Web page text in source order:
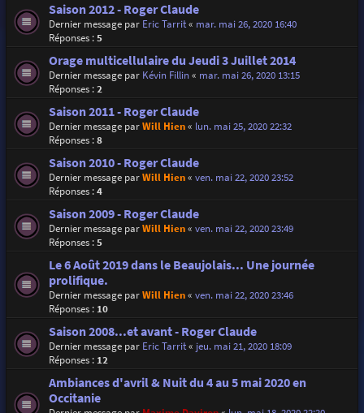
Saison 2012 - Roger Claude
Dernier message par Eric Tarrit« mar. mai 26, 2020 16:40
Réponses :5
Orage multicellulaire du Jeudi 3 Juillet 2014
Dernier message par Kévin Fillin« mar. mai 26, 2020 13:15
Réponses :2
Saison 2011 - Roger Claude
Dernier message parWill Hien« lun. mai 25, 2020 22:32
Réponses :8
Saison 2010 - Roger Claude
Dernier message parWill Hien« ven. mai 22, 2020 23:52
Réponses :4
Saison 2009 - Roger Claude
Dernier message parWill Hien« ven. mai 22, 2020 23:49
Réponses :5
Le 6 Août 2019 dans le Beaujolais... Une journée
prolifique.
Dernier message parWill Hien« ven. mai 22, 2020 23:46
Réponses : 10
Saison 2008...et avant - Roger Claude
Dernier message par Eric Tarrit« jeu. mai 21, 2020 18:09
Réponses : 12
Ambiances d'avril & Nuit du 4 au 5 mai 2020 en
Occitanie